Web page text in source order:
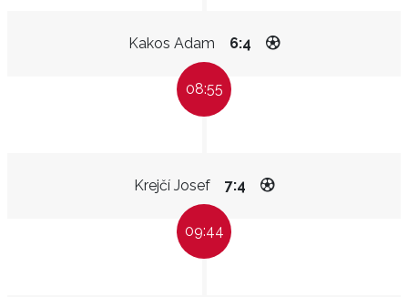
Kakos Adam 6:4
08:55
Krejčí Josef 7:4
09:44